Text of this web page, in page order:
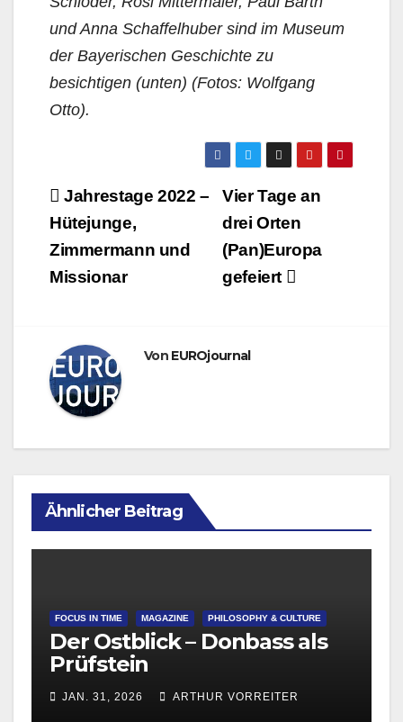
und Anna Schaffelhuber sind im Museum
der Bayerischen Geschichte zu
besichtigen (unten) (Fotos: Wolfgang
Otto).
Beitragsnavigation
Vier Tage an
drei Orten
(Pan)Europa
gefeiert
Jahrestage 2022 –
Hütejunge,
Zimmermann und
Missionar
Von EUROjournal
Ähnlicher Beitrag
FOCUS IN TIME MAGAZINE PHILOSOPHY & CULTURE
Der Ostblick – Donbass als
Prüfstein
JAN. 31, 2026 ARTHUR VORREITER